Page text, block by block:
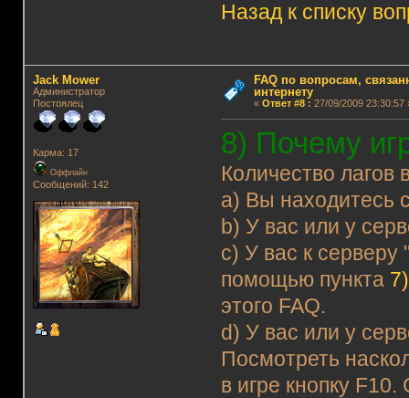
Назад к списку
Jack Mower
Администратор
Постоялец
Карма: 17
Оффлайн
Сообщений: 142
FAQ по вопросам,
интернету
« Ответ #8: 27/09/2009 23:30:57
8) Почему
Количество лагов
a) Вы находитесь
b) У вас или у
c) У вас к серверу
помощью пункта 7)
этого FAQ.
d) У вас или у
Посмотреть
в игре кнопку